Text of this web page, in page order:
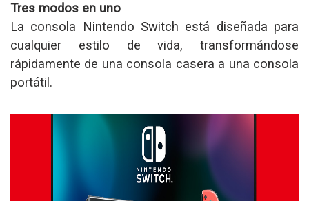
Tres modos en uno
La consola Nintendo Switch está diseñada para
cualquier estilo de vida, transformándose
rápidamente de una consola casera a una consola
portátil.